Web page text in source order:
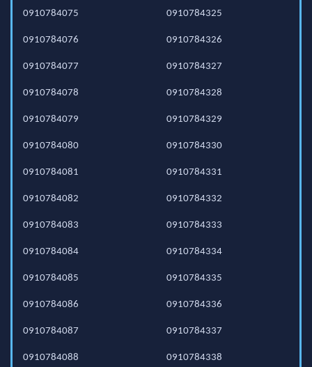
0910784075
0910784076
0910784077
0910784078
0910784079
0910784080
0910784081
0910784082
0910784083
0910784084
0910784085
0910784086
0910784087
0910784088
0910784325
0910784326
0910784327
0910784328
0910784329
0910784330
0910784331
0910784332
0910784333
0910784334
0910784335
0910784336
0910784337
0910784338